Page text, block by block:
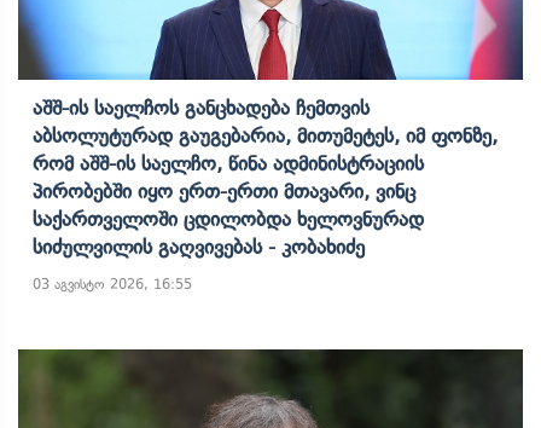
Აშშ-Ის Საელჩოს Განცხადება Ჩემთვის
Აბსოლუტურად Გაუგებარია, Მითუმეტეს, Იმ Ფონზე,
Რომ Აშშ-Ის Საელჩო, Წინა Ადმინისტრაციის
Პირობებში Იყო Ერთ-Ერთი Მთავარი, Ვინც
Საქართველოში Ცდილობდა Ხელოვნურად
Სიძულვილის Გაღვივებას - Კობახიძე
03 აგვისტო 2026, 16:55